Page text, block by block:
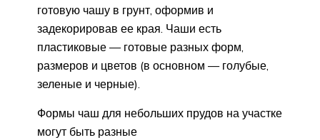
готовую чашу в грунт, оформив и
задекорировав ее края. Чаши есть
пластиковые — готовые разных форм,
размеров и цветов (в основном — голубые,
зеленые и черные).
Формы чаш для небольших прудов на участке
могут быть разные